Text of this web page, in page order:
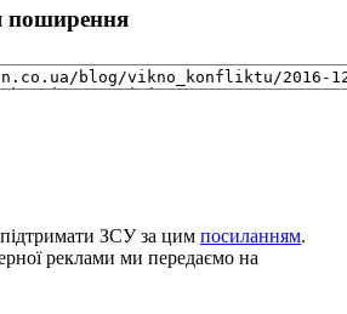
поширення
ЗСУ за цим посиланням.
реклами ми передаємо на